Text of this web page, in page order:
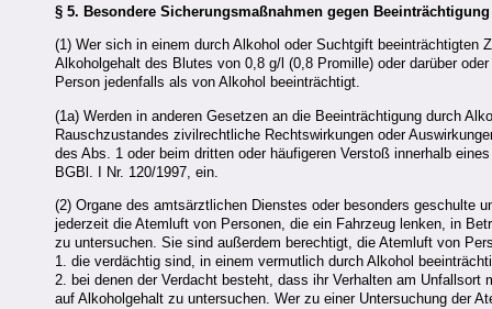
§ 5. Besondere Sicherungsmaßnahmen gegen
(1) Wer sich in einem durch Alkohol oder Suchtgift beeinträchtigten
Alkoholgehalt des Blutes von 0,8 g/l (0,8 Promille) oder darüber
Person jedenfalls als von Alkohol beeinträchtigt.
(1a) Werden in anderen Gesetzen an die Beeinträchtigung durch
Rauschzustandes zivilrechtliche Rechtswirkungen oder
des Abs. 1 oder beim dritten oder häufigeren Verstoß innerhalb
BGBl. I Nr. 120/1997, ein.
(2) Organe des amtsärztlichen Dienstes oder besonders geschulte
jederzeit die Atemluft von Personen, die ein Fahrzeug lenken, in
zu untersuchen. Sie sind außerdem berechtigt, die Atemluft von
1. die verdächtig sind, in einem vermutlich durch Alkohol
2. bei denen der Verdacht besteht, dass ihr Verhalten am
auf Alkoholgehalt zu untersuchen. Wer zu einer Untersuchung der